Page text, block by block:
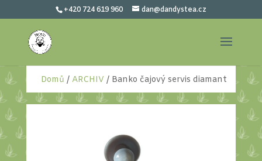
+420 724 619 960 dan@dandystea.cz
Domů / ARCHIV / Banko čajový servis diamant